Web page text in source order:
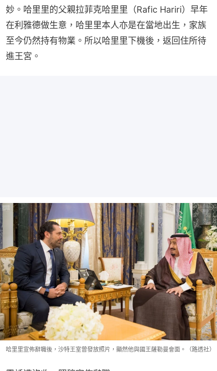
妙。哈里里的父親拉菲克哈里里（Rafic Hariri）早年
在利雅德做生意，哈里里本人亦是在當地出生，家族
至今仍然持有物業。所以哈里里下機後，返回住所待
進王宮。
哈里里宣佈辭職後，沙特王室曾發放照片，顯然他與國王薩勒曼會面。（路透社）